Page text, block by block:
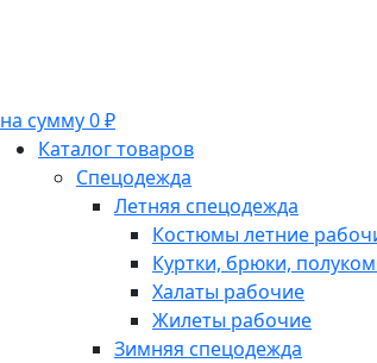
на сумму 0 ₽
Каталог товаров
Спецодежда
Летняя спецодежда
Костюмы летние
Куртки, брюки,
Халаты рабочие
Жилеты рабочие
Зимняя спецодежда